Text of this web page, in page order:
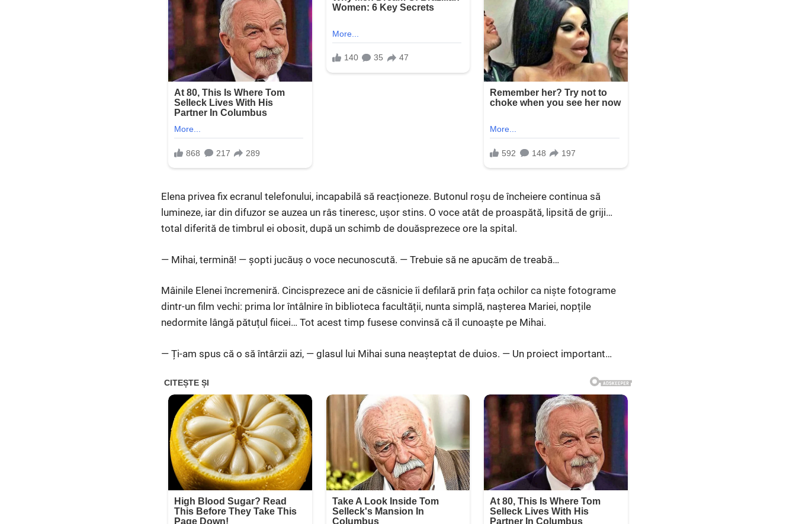
Elena privea fix ecranul telefonului, incapabilă să reacționeze. Butonul roșu de încheiere continua să
lumineze, iar din difuzor se auzea un râs tineresc, ușor stins. O voce atât de proaspătă, lipsită de griji…
total diferită de timbrul ei obosit, după un schimb de douăsprezece ore la spital.
— Mihai, termină! — șopti jucăuș o voce necunoscută. — Trebuie să ne apucăm de treabă…
Mâinile Elenei încremeniră. Cincisprezece ani de căsnicie îi defilară prin fața ochilor ca niște fotograme
dintr-un film vechi: prima lor întâlnire în biblioteca facultății, nunta simplă, nașterea Mariei, nopțile
nedormite lângă pătuțul fiicei… Tot acest timp fusese convinsă că îl cunoaște pe Mihai.
— Ți-am spus că o să întârzii azi, — glasul lui Mihai suna neașteptat de duios. — Un proiect important…